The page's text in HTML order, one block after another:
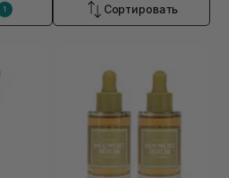
1 Сортировать